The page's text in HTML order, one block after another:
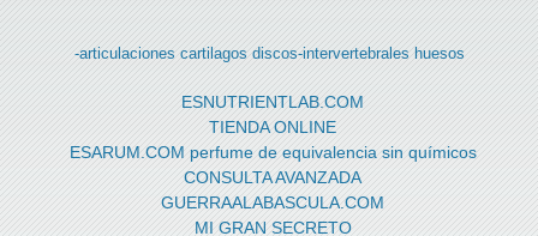
-articulaciones cartilagos discos-intervertebrales huesos
ESNUTRIENTLAB.COM
TIENDA ONLINE
ESARUM.COM perfume de equivalencia sin químicos
CONSULTA AVANZADA
GUERRAALABASCULA.COM
MI GRAN SECRETO